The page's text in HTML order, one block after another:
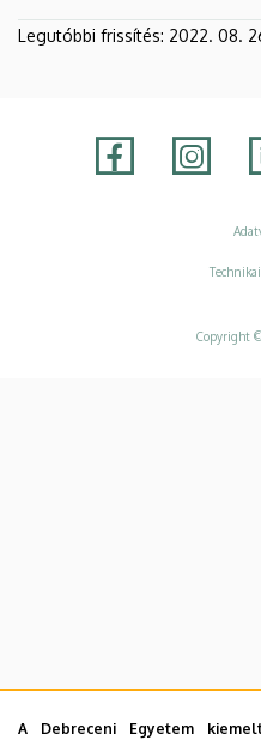
Legutóbbi frissítés: 2022. 08.
Copyright
A Debreceni Egyetem